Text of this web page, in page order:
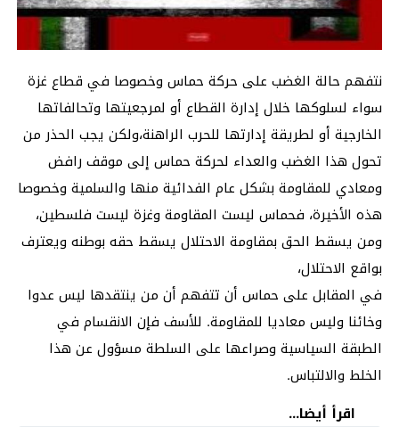
نتفهم حالة الغضب على حركة حماس وخصوصا في قطاع غزة
سواء لسلوكها خلال إدارة القطاع أو لمرجعيتها وتحالفاتها
الخارجية أو لطريقة إدارتها للحرب الراهنة،ولكن يجب الحذر من
تحول هذا الغضب والعداء لحركة حماس إلى موقف رافض
ومعادي للمقاومة بشكل عام الفدائية منها والسلمية وخصوصا
هذه الأخيرة، فحماس ليست المقاومة وغزة ليست فلسطين،
ومن يسقط الحق بمقاومة الاحتلال يسقط حقه بوطنه ويعترف
بواقع الاحتلال،
في المقابل على حماس أن تتفهم أن من ينتقدها ليس عدوا
وخائنا وليس معاديا للمقاومة. للأسف فإن الانقسام في
الطبقة السياسية وصراعها على السلطة مسؤول عن هذا
الخلط والالتباس.
اقرأ أيضا...